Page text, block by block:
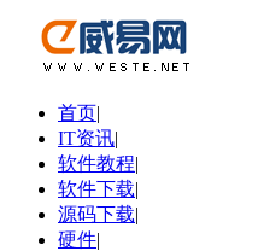
首页|
IT资讯|
软件教程|
软件下载|
源码下载|
硬件|